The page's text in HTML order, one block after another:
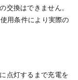
交換はできません。
用条件により実際の
点灯するまで充電を